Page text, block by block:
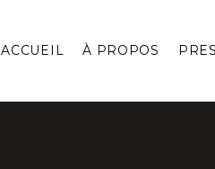
ACCUEIL À PROPOS